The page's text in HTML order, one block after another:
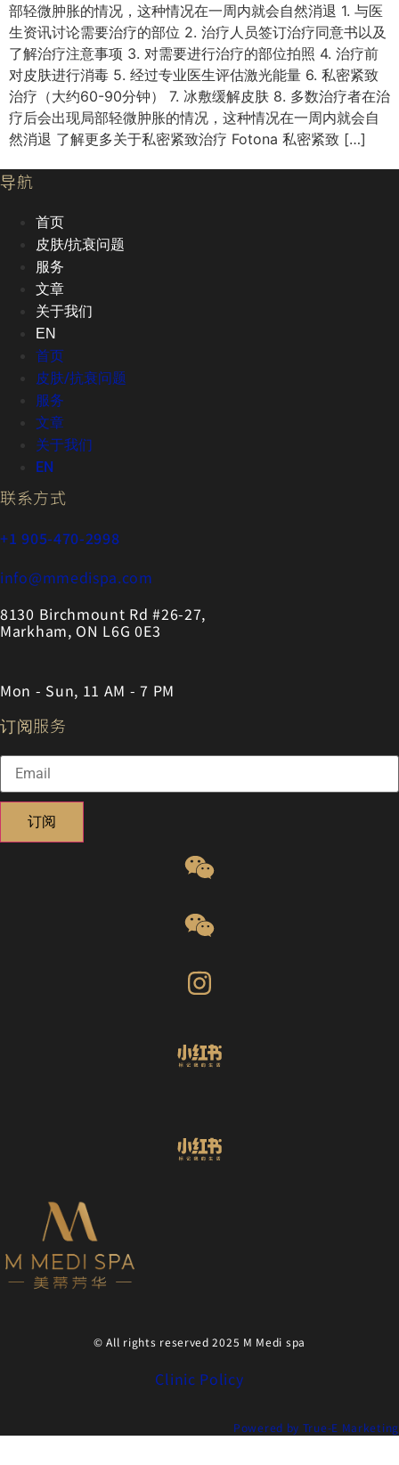
部轻微肿胀的情况，这种情况在一周内就会自然消退 1. 与医
生资讯讨论需要治疗的部位 2. 治疗人员签订治疗同意书以及
了解治疗注意事项 3. 对需要进行治疗的部位拍照 4. 治疗前
对皮肤进行消毒 5. 经过专业医生评估激光能量 6. 私密紧致
治疗（大约60-90分钟） 7. 冰敷缓解皮肤 8. 多数治疗者在治
疗后会出现局部轻微肿胀的情况，这种情况在一周内就会自
然消退 了解更多关于私密紧致治疗 Fotona 私密紧致 […]
导航
首页
皮肤/抗衰问题
服务
文章
关于我们
EN
首页
皮肤/抗衰问题
服务
文章
关于我们
EN
联系方式
+1 905-470-2998
info@mmedispa.com
8130 Birchmount Rd #26-27,
Markham, ON L6G 0E3
Mon - Sun, 11 AM - 7 PM
订阅服务
订阅
© All rights reserved 2025 M Medi spa
Clinic Policy
Powered by True-E Marketing